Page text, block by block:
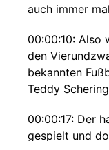
auch immer
00:00:10: Also
den
bekannten
Teddy
00:00:17: Der
gespielt und